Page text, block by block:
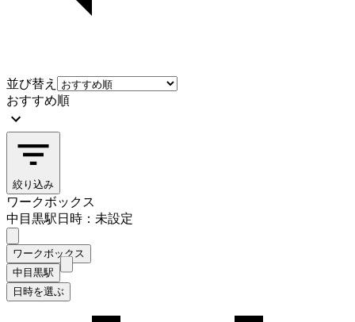
並び替え
おすすめ順
絞り込み
ワークボックス
中目黒駅日時：未設定
ワークボックス
中目黒駅
日時を選ぶ